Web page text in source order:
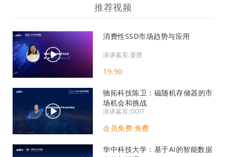
推荐视频
消费性SSD市场趋势与应用
演讲嘉宾:姜慧
19.90
驰拓科技陈卫：磁随机存储器的市
场机会和挑战
演讲嘉宾:DOIT
会员免费 免费
华中科技大学：基于AI的智能数据